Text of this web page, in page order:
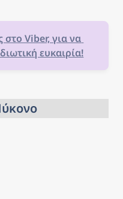
στο Viber, για να
ευκαιρία!